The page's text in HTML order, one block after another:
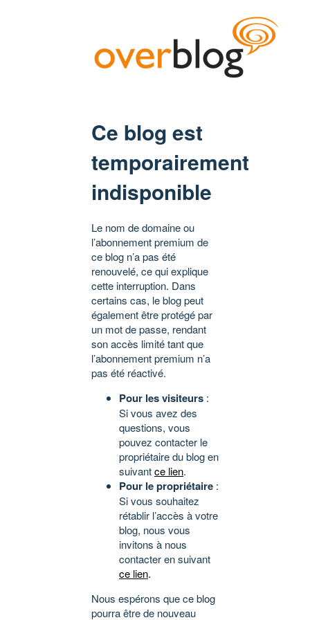
Ce blog est
temporairement
indisponible
Le nom de domaine ou
l’abonnement premium de
ce blog n’a pas été
renouvelé, ce qui explique
cette interruption. Dans
certains cas, le blog peut
également être protégé par
un mot de passe, rendant
son accès limité tant que
l’abonnement premium n’a
pas été réactivé.
Pour les visiteurs :
Si vous avez des
questions, vous
pouvez contacter le
propriétaire du blog en
suivantce lien.
Pour le propriétaire :
Si vous souhaitez
rétablir l’accès à votre
blog, nous vous
invitons à nous
contacter en suivant
ce lien.
Nous espérons que ce blog
pourra être de nouveau